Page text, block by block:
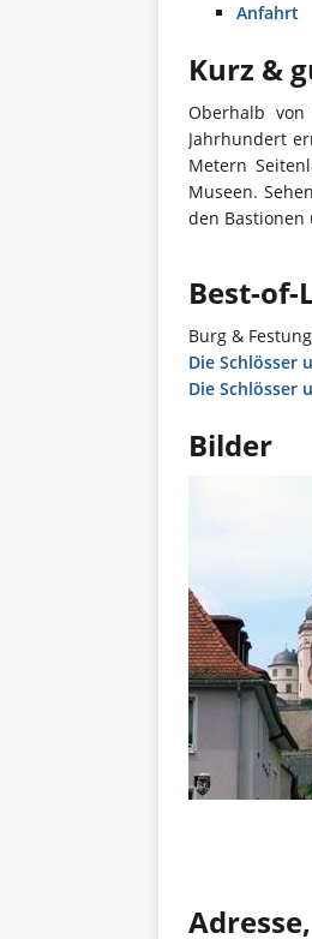
Anfahrt
Kurz &
Oberhalb
Jahrhundert
Metern
Museen.
den Bastionen
Best-of-
Burg &
Die Schlösser
Die Schlösser
Bilder